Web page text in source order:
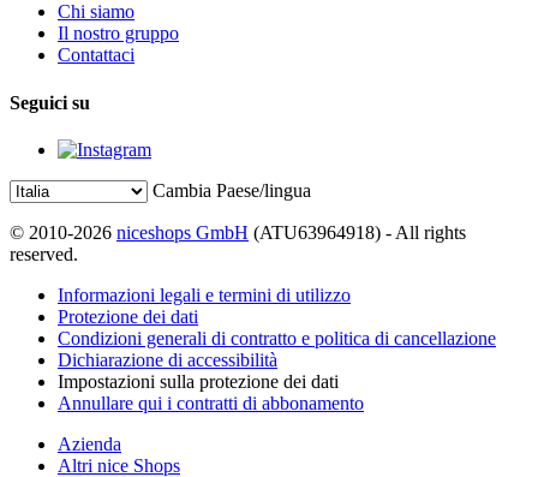
Chi siamo
Il nostro gruppo
Contattaci
Seguici su
Cambia Paese/lingua
© 2010-2026 niceshops GmbH (ATU63964918) - All rights
reserved.
Informazioni legali e termini di utilizzo
Protezione dei dati
Condizioni generali di contratto e politica di cancellazione
Dichiarazione di accessibilità
Impostazioni sulla protezione dei dati
Annullare qui i contratti di abbonamento
Azienda
Altri nice Shops